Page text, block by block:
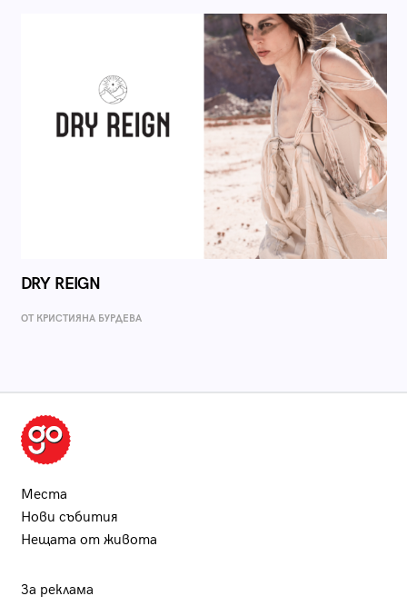
DRY REIGN
ОТ КРИСТИЯНА БУРДЕВА
Места
Нови събития
Нещата от живота
За реклама